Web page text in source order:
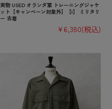
実物 USED オランダ軍 トレーニングジャケ
ット【キャンペーン対象外】【I】 ミリタリ
ー 古着
¥6,380(税込)